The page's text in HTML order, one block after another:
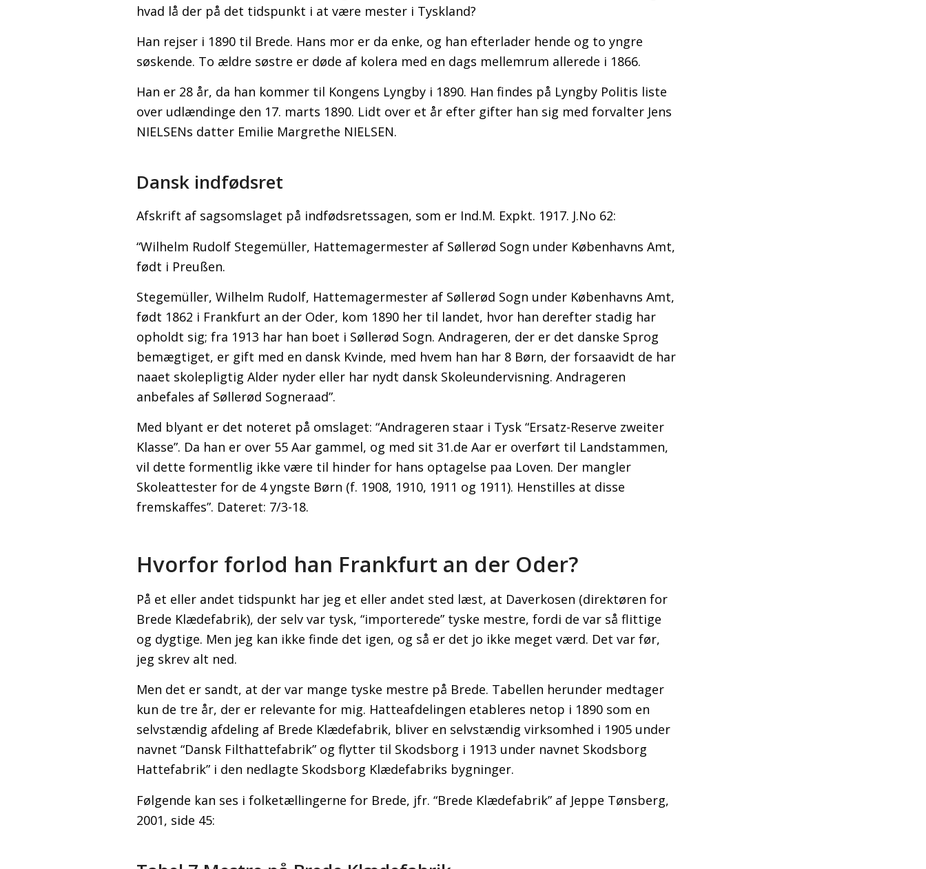
hvad lå der på det tidspunkt i at være mester i Tyskland?
Han rejser i 1890 til Brede. Hans mor er da enke, og han efterlader hende og to yngre
søskende. To ældre søstre er døde af kolera med en dags mellemrum allerede i 1866.
Han er 28 år, da han kommer til Kongens Lyngby i 1890. Han findes på Lyngby Politis liste
over udlændinge den 17. marts 1890. Lidt over et år efter gifter han sig med forvalter Jens
NIELSENs datter Emilie Margrethe NIELSEN.
Dansk indfødsret
Afskrift af sagsomslaget på indfødsretssagen, som er Ind.M. Expkt. 1917. J.No 62:
“Wilhelm Rudolf Stegemüller, Hattemagermester af Søllerød Sogn under Københavns Amt,
født i Preußen.
Stegemüller, Wilhelm Rudolf, Hattemagermester af Søllerød Sogn under Københavns Amt,
født 1862 i Frankfurt an der Oder, kom 1890 her til landet, hvor han derefter stadig har
opholdt sig; fra 1913 har han boet i Søllerød Sogn. Andrageren, der er det danske Sprog
bemægtiget, er gift med en dansk Kvinde, med hvem han har 8 Børn, der forsaavidt de har
naaet skolepligtig Alder nyder eller har nydt dansk Skoleundervisning. Andrageren
anbefales af Søllerød Sogneraad”.
Med blyant er det noteret på omslaget: “Andrageren staar i Tysk “Ersatz-Reserve zweiter
Klasse”. Da han er over 55 Aar gammel, og med sit 31.de Aar er overført til Landstammen,
vil dette formentlig ikke være til hinder for hans optagelse paa Loven. Der mangler
Skoleattester for de 4 yngste Børn (f. 1908, 1910, 1911 og 1911). Henstilles at disse
fremskaffes”. Dateret: 7/3-18.
Hvorfor forlod han Frankfurt an der Oder?
På et eller andet tidspunkt har jeg et eller andet sted læst, at Daverkosen (direktøren for
Brede Klædefabrik), der selv var tysk, “importerede” tyske mestre, fordi de var så flittige
og dygtige. Men jeg kan ikke finde det igen, og så er det jo ikke meget værd. Det var før,
jeg skrev alt ned.
Men det er sandt, at der var mange tyske mestre på Brede. Tabellen herunder medtager
kun de tre år, der er relevante for mig. Hatteafdelingen etableres netop i 1890 som en
selvstændig afdeling af Brede Klædefabrik, bliver en selvstændig virksomhed i 1905 under
navnet “Dansk Filthattefabrik” og flytter til Skodsborg i 1913 under navnet Skodsborg
Hattefabrik” i den nedlagte Skodsborg Klædefabriks bygninger.
Følgende kan ses i folketællingerne for Brede, jfr. “Brede Klædefabrik” af Jeppe Tønsberg,
2001, side 45: